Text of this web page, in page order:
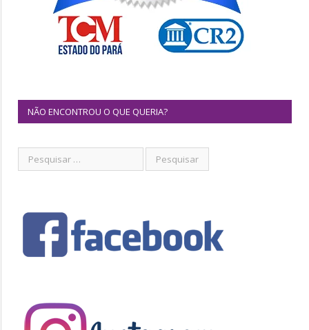
NÃO ENCONTROU O QUE QUERIA?